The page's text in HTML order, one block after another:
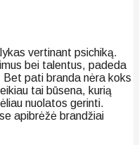
vertinant psichiką.
bei talentus, padeda
pati branda nėra koks
tai būsena, kurią
nuolatos gerinti.
apibrėžė brandžiai